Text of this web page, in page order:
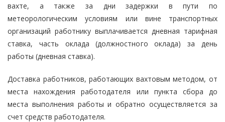
вахте, а также за дни задержки в пути по
метеорологическим условиям или вине транспортных
организаций работнику выплачивается дневная тарифная
ставка, часть оклада (должностного оклада) за день
работы (дневная ставка).
Доставка работников, работающих вахтовым методом, от
места нахождения работодателя или пункта сбора до
места выполнения работы и обратно осуществляется за
счет средств работодателя.